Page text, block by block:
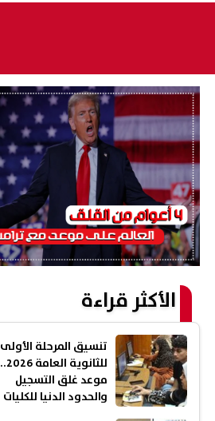
الأكثر قراءة
تنسيق المرحلة الأولى
للثانوية العامة 2026..
موعد غلق التسجيل
والحدود الدنيا للكليات